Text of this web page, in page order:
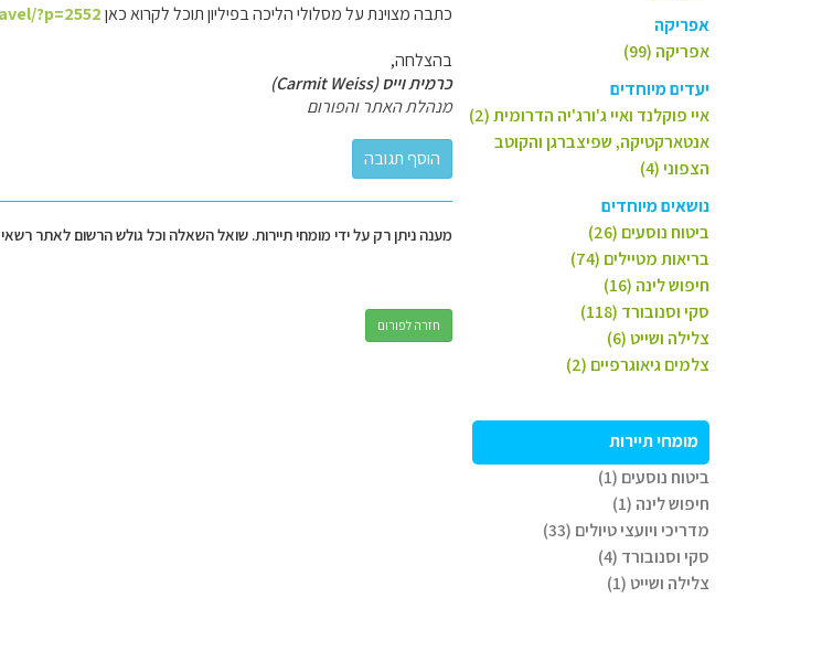
אפריקה
אפריקה (99)
יעדים מיוחדים
איי פוקלנד ואיי ג'ורג'יה הדרומית (2)
אנטארקטיקה, שפיצברגן והקוטב
הצפוני (4)
נושאים מיוחדים
ביטוח נוסעים (26)
בריאות מטיילים (74)
חיפוש לינה (16)
סקי וסנובורד (118)
צלילה ושייט (6)
צלמים גיאוגרפיים (2)
מומחי תיירות
ביטוח נוסעים (1)
חיפוש לינה (1)
מדריכי ויועצי טיולים (33)
סקי וסנובורד (4)
צלילה ושייט (1)
כתבה מצוינת על מסלולי הליכה בפיליון תוכל לקרוא כאן?p=2552
בהצלחה,
כרמית וייס (Carmit Weiss)
מנהלת האתר והפורום
מענה ניתן רק על ידי מומחי תיירות. שואל השאלה וכל גולש הרשום לאתר
חזרה לפורום